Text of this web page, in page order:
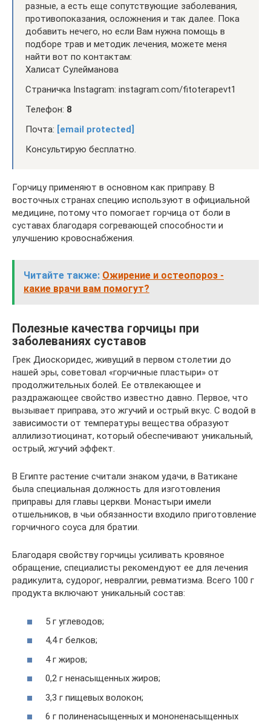
разные, а есть еще сопутствующие заболевания,
противопоказания, осложнения и так далее. Пока
добавить нечего, но если Вам нужна помощь в
подборе трав и методик лечения, можете меня
найти вот по контактам:
Халисат Сулейманова
Страничка Instagram: instagram.com/fitoterapevt1
Телефон: 8
Почта: [email protected]
Консультирую бесплатно.
Горчицу применяют в основном как приправу. В
восточных странах специю используют в официальной
медицине, потому что помогает горчица от боли в
суставах благодаря согревающей способности и
улучшению кровоснабжения.
Читайте также: Ожирение и остеопороз -
какие врачи вам помогут?
Полезные качества горчицы при
заболеваниях суставов
Грек Диоскоридес, живущий в первом столетии до
нашей эры, советовал «горчичные пластыри» от
продолжительных болей. Ее отвлекающее и
раздражающее свойство известно давно. Первое, что
вызывает приправа, это жгучий и острый вкус. С водой в
зависимости от температуры вещества образуют
аллилизотиоцинат, который обеспечивают уникальный,
острый, жгучий эффект.
В Египте растение считали знаком удачи, в Ватикане
была специальная должность для изготовления
приправы для главы церкви. Монастыри имели
отшельников, в чьи обязанности входило приготовление
горчичного соуса для братии.
Благодаря свойству горчицы усиливать кровяное
обращение, специалисты рекомендуют ее для лечения
радикулита, судорог, невралгии, ревматизма. Всего 100 г
продукта включают уникальный состав:
5 г углеводов;
4,4 г белков;
4 г жиров;
0,2 г ненасыщенных жиров;
3,3 г пищевых волокон;
6 г полиненасыщенных и мононенасыщенных